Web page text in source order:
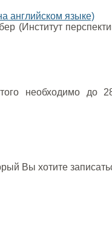
английском языке)
(Институт
необходимо до
Вы хотите